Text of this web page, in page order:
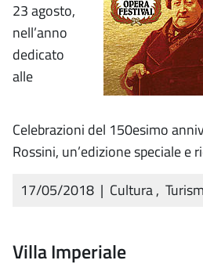
23 agosto,
nell’anno
dedicato
alle
Celebrazioni del 150esimo
Rossini, un’edizione speciale e
17/05/2018 | Cultura,
Villa Imperiale